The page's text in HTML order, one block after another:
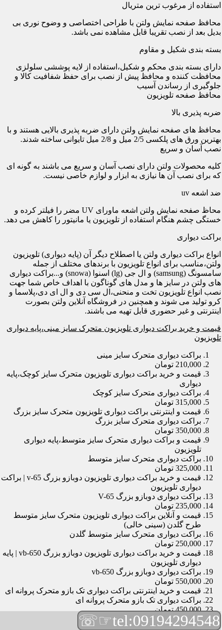
استفاده از مرغوب ترین متریال
محافظ صفحه نمایش ولتن با طراحی اختصاصی و وضوح نوری بی
بدیل بعد از نصب تقریبا قابل مشاهده نمی باشد.
بسته بندی شکیل و مقاوم
دارای بسته بندی محکم و شکیل،استفاده از لایه پوششی سلولزی
محافظت کننده و محافظ پیش از نصب برای حفظ شفافیت کالا و
جلوگیری از رساندن آسیب
محافظ صفحه تلویزیون
ضربه پذیری بالا
محافظ های صفحه نمایش ولتن دارای ضربه پذیری بالایی هستند و با
بهترین ورق های پلکسی 2/5 میل و 2/8 میل تایوانی ساخته شدند.
نصب آسان و سریع
کلیه محصولات ولتن دارای نصب آسان و سریع می باشند به گونه ای
که برای نصب آن ها نیازی به ابزار و لوازم خاصی نیست.
ضد اشعه uv
محاظ صفحه نمایش ولتن اشعه ماورای UV مضر را فیلتر کرده و
خستگی چشم هنگام استفاده از تلویزیون یا مانیتور را کاهش می دهد.
براکت دیواری
انواع براکت دیواری ولتن یا اصطلاح دیگر آن (پایه دیواری) تلویزیون
ولتن،مناسب برای انواع تلویزیون با برندهای مختلف از جمله
سامسونگ (samsung) و ال جی (lg) اسنوا (snowa) و...براکت دیواری
های ولتن در سایز ها و مدل های گوناگون با اهداف خاص شما جهت
نصب انواع تلویزیون تخت و منحنی،ال سی دی و ال ای دی،پلاسما و
کرو تولید می شوند و همچنین در فروشگاه آنلاین ولتن بصورت
اینترنتی و غیر حضوری قابل تهیه می باشند.
قیمت و خرید براکت دیواری تلویزیون متحرک سایز مینی،پایه دیواری
تلویزیون
براکت دیواری متحرک سایز مینی
210,000 تومان
قیمت و خرید براکت دیواری تلویزیون متحرک سایز کوچک،پایه
دیواری
براکت دیواری متحرک سایز کوچک
315,000 تومان
قیمت و اینترنتی براکت دیواری تلویزیون متحرک سایز بزرگ
براکت دیواری متحرک سایز بزرگ
350,000 تومان
قیمت و براکت دیواری متحرک سایز متوسط،پایه دیواری
تلویزیون
براکت دیواری متحرک سایز متوسط
325,000 تومان
قیمت و خرید براکت دیواری تلویزیون دوبازو بزرگ v-65 | براکت
دیواری تلویزیون
براکت دیواری دوبازو بزرگ V-65
235,000 تومان
قیمت و آنلاین براکت دیواری تلویزیون متحرک سایز متوسط
طرح گلدن (سینی خالی)
براکت دیواری متحرک سایز متوسط گلدن
250,000 تومان
قیمت و خرید براکت دیواری تلویزیون دوبازو بزرگ vb-650 | پایه
دیواری تلویزیون
براکت دیواری دوبازو بزرگ vb-650
550,000 تومان
قیمت و خرید اینترنتی براکت دیواری تک بازو متحرک پروانه ای
براکت دیواری تک بازو متحرک پروانه ای
450,000 تومان
قیمت و براکت دیواری تلویزیون مچی | براکت دیواری تلویزیون
tel:09194294548
☞☏